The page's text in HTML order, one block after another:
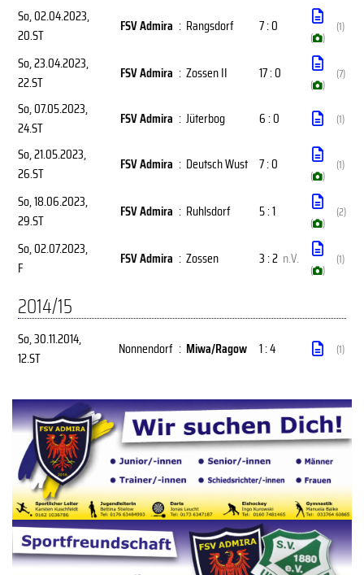
So, 02.04.2023,
20.ST
FSV Admira : Rangsdorf 7 : 0
( )
(1)
So, 23.04.2023,
22.ST
FSV Admira : Zossen II 17 : 0
( )
(7)
So, 07.05.2023,
24.ST
FSV Admira : Jüterbog 6 : 0 (1)
So, 21.05.2023,
26.ST
FSV Admira : Deutsch Wust 7 : 0
( )
(1)
So, 18.06.2023,
29.ST
FSV Admira : Ruhlsdorf 5 : 1
( )
(2)
So, 02.07.2023,
F
FSV Admira : Zossen 3 : 2 n.V.
( )
(1)
2014/15
So, 30.11.2014,
12.ST
Nonnendorf : Miwa/Ragow 1 : 4 (1)